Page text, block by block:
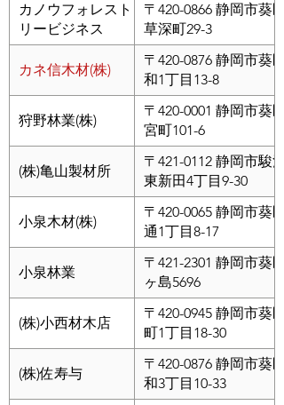
カノウフォレスト
リービジネス
〒420-0866 静岡市葵区
草深町29-3
カネ信木材(株)
〒420-0876 静岡市葵区
和1丁目13-8
狩野林業(株)
〒420-0001 静岡市葵区
宮町101-6
(株)亀山製材所
〒421-0112 静岡市駿河
東新田4丁目9-30
小泉木材(株)
〒420-0065 静岡市葵区
通1丁目8-17
小泉林業
〒421-2301 静岡市葵区
ヶ島5696
(株)小西材木店
〒420-0945 静岡市葵区
町1丁目18-30
(株)佐寿与
〒420-0876 静岡市葵区
和3丁目10-33